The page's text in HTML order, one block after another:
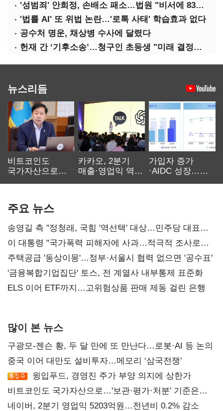
'성범죄' 안희정, 손배소 패소…법원 "비서에 8347만원 배상"
'법률 AI' 또 위법 논란…'로톡 사태' 학습효과 없다
공수처 명운, 채상병 수사에 달렸다
헌재 간 ‘기후소송’…청구인 초등생 "미래 결정할 중요한 소송"
뉴스리듬
비트코인도
국가자산으로…'
카카오, 2분기
매출·영업익 역대
가입자 증가
·AIDC 성장…
주요 뉴스
송영길 측 "정청래, 국힘 '역선택' 대상…민주당 대표로
총선 지휘 못해"
이 대통령 "국가폭력 피해자에 사과…적극적 조사로
진실 밝혀야"
주택공급 '동상이몽'…정부·서울시 협력 없으면 '공수표'
'금융복합기업집단' 토스, 전 계열사 내부통제 표준화
ELS 이어 ETF까지…고위험상품 판매 제동 걸린 은행
많이 본 뉴스
구광모-젠슨 황, 두 달 만에 또 만난다…로봇·AI 등 논의
중국 이어 대만도 설비투자…메모리 ‘삼국전쟁’
윙입푸드, 경영진 주가 부양 의지에 상한가
비트코인도 국가자산으로…'보관·평가·처분' 기준은
숙제
네이버, 2분기 영업익 5203억원…전년비 0.2% 감소